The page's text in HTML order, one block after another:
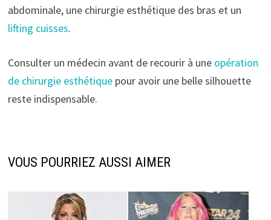
abdominale, une chirurgie esthétique des bras et un
lifting cuisses.
Consulter un médecin avant de recourir à une opération
de chirurgie esthétiquepour avoir une belle silhouette
reste indispensable.
VOUS POURRIEZ AUSSI AIMER